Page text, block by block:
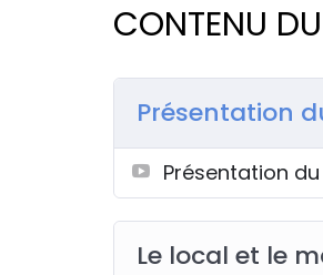
CONTENU
Présentation
Présentation
Le local et le